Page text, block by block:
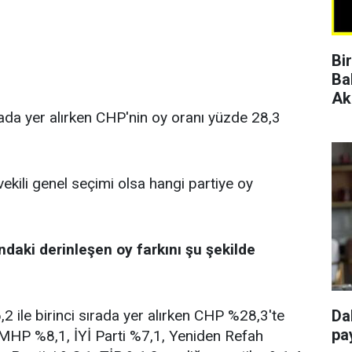
yer alırken CHP'nin oy oranı yüzde 28,3
genel seçimi olsa hangi partiye oy
derinleşen oy farkını şu şekilde
ile birinci sırada yer alırken CHP %28,3'te
%8,1, İYİ Parti %7,1, Yeniden Refah